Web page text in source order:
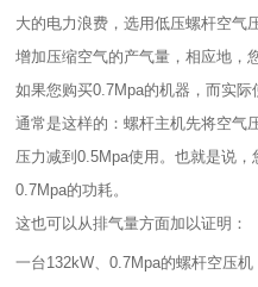
大的电力浪费，选用低压螺杆空气
增加压缩空气的产气量，相应地，
如果您购买0.7Mpa的机器，而实
通常是这样的：螺杆主机先将空气
压力减到0.5Mpa使用。也就是说
0.7Mpa的功耗。
这也可以从排气量方面加以证明：
一台132kW、0.7Mpa的螺杆空压